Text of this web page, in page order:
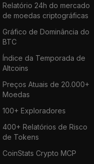
Relatório 24h do mercado
de moedas criptográficas
Gráfico de Dominância do
BTC
Índice da Temporada de
Altcoins
Preços Atuais de 20.000+
Moedas
100+ Exploradores
400+ Relatórios de Risco
de Tokens
CoinStats Crypto MCP